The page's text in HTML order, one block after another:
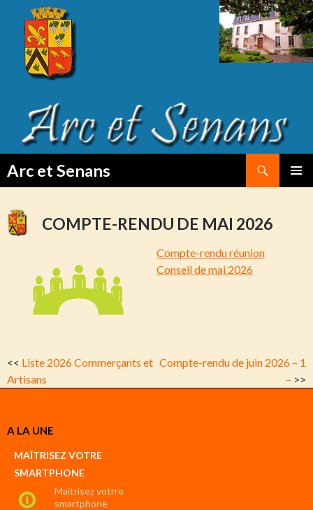
Arc et Senans
CONTENT
COMPTE-RENDU DE MAI 2026
Compte-rendu réunion
Conseil de mai 2026
<< Liste 2026 Commerçants et
Artisans
Compte-rendu de juin 2026 – 1
– >>
A LA UNE
MAÎTRISEZ VOTRE
SMARTPHONE
Maîtrisez votrre
smartphone